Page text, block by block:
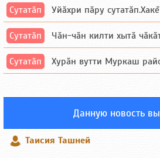
Сутатӑп Уйăхри пăру
Сутатӑп Чăн-чăн килти хытă
Сутатӑп Хурăн вутти Муркаш
Данную новость
Таисия Ташней